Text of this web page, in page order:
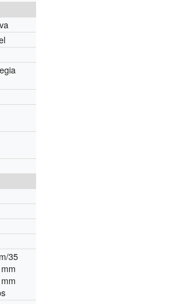
35